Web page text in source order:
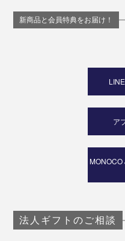
新商品と会員特典をお届け！
ア
法人ギフトのご相談